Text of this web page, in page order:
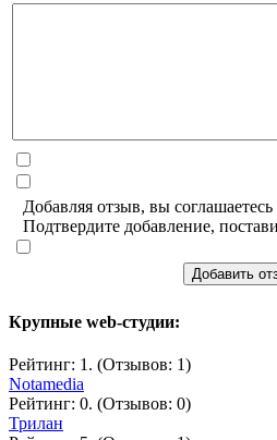
Добавляя отзыв, вы соглашаетесь
Подтвердите добавление,
Добавить
Крупные web-студии:
Рейтинг: 1. (Отзывов: 1)
Notamedia
Рейтинг: 0. (Отзывов: 0)
Трилан